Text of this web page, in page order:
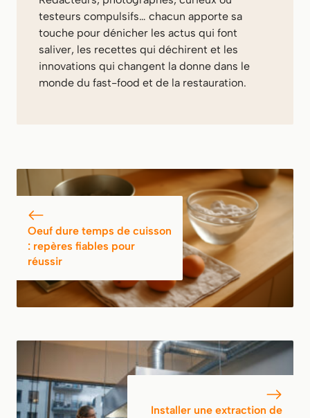
testeurs compulsifs… chacun apporte sa
touche pour dénicher les actus qui font
saliver, les recettes qui déchirent et les
innovations qui changent la donne dans le
monde du fast-food et de la restauration.
Oeuf dure temps de cuisson
: repères fiables pour
réussir
Installer une extraction de